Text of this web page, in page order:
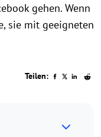
gehen. Wenn
sie mit geeigneten
Teilen: